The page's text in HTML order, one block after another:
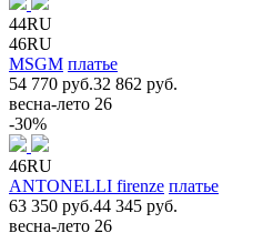
44RU
46RU
MSGM платье
54 770 руб.32 862 руб.
весна-лето 26
-30%
46RU
ANTONELLI firenze платье
63 350 руб.44 345 руб.
весна-лето 26